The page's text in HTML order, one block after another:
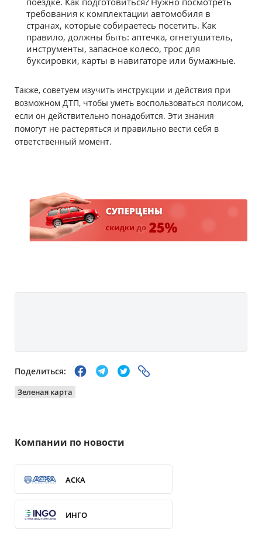
требования к комплектации автомобиля в
странах, которые собираетесь посетить. Как
правило, должны быть: аптечка, огнетушитель,
инструменты, запасное колесо, трос для
буксировки, карты в навигаторе или бумажные.
Также, советуем изучить инструкции и действия при
возможном ДТП, чтобы уметь воспользоваться полисом,
если он действительно понадобится. Эти знания
помогут не растеряться и правильно вести себя в
ответственный момент.
Поделиться:
Зеленая карта
Компании по новости
АСКА
ИНГО